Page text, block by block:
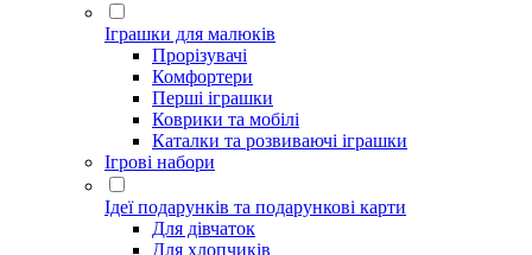
Іграшки для малюків
Прорізувачі
Комфортери
Перші іграшки
Коврики та мобілі
Каталки та розвиваючі іграшки
Ігрові набори
Ідеї ​​подарунків та подарункові карти
Для дівчаток
Для хлопчиків